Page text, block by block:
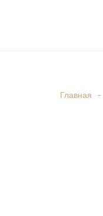
Главная